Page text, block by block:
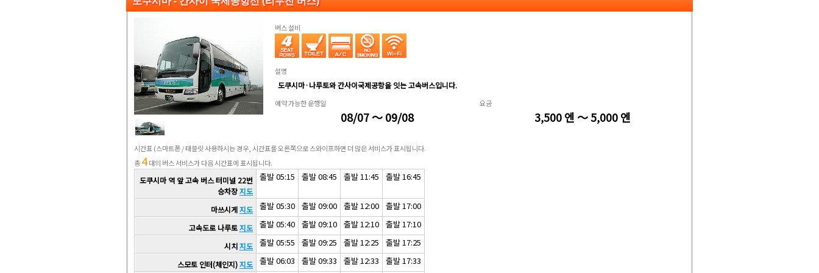
버스 설비
설명
도쿠시마·나루토와 간사이국제공항을 잇는 고속버스입니다.
예약 가능한 운행일
08/07 ～ 09/08
요금
3,500 엔 ～ 5,000 엔
시간표(스마트폰 / 태블릿 사용하시는 경우, 시간표를 오른쪽으로 스와이프하면 더 많은 서비스가 표시됩니다.
총4대의 버스 서비스가 다음 시간표에 표시됩니다.
도쿠시마 역 앞 고속 버스 터미널 22번
승차장지도
출발 05:15 출발 08:45 출발 11:45 출발 16:45
마쓰시게지도 출발 05:30 출발 09:00 출발 12:00 출발 17:00
고속도로 나루토지도 출발 05:40 출발 09:10 출발 12:10 출발 17:10
시치지도 출발 05:55 출발 09:25 출발 12:25 출발 17:25
스모토 인터(체인지)지도 출발 06:03 출발 09:33 출발 12:33 출발 17:33